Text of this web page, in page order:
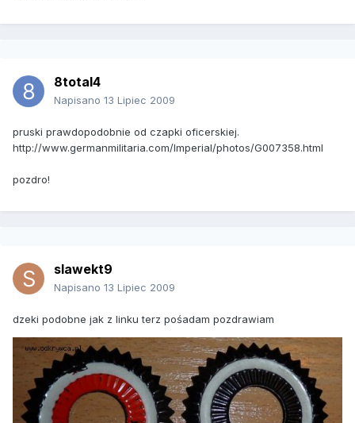
8total4
Napisano 13 Lipiec 2009
pruski prawdopodobnie od czapki oficerskiej.
http://www.germanmilitaria.com/Imperial/photos/G007358.html
pozdro!
slawekt9
Napisano 13 Lipiec 2009
dzeki podobne jak z linku terz pośadam pozdrawiam